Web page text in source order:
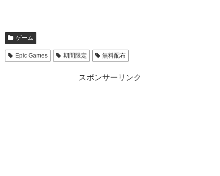
ゲーム
Epic Games 期間限定 無料配布
スポンサーリンク